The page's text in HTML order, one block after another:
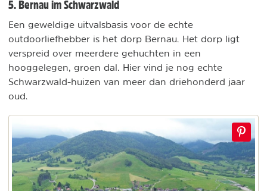
5. Bernau im Schwarzwald
Een geweldige uitvalsbasis voor de echte
outdoorliefhebber is het dorp Bernau. Het dorp ligt
verspreid over meerdere gehuchten in een
hooggelegen, groen dal. Hier vind je nog echte
Schwarzwald-huizen van meer dan driehonderd jaar
oud.